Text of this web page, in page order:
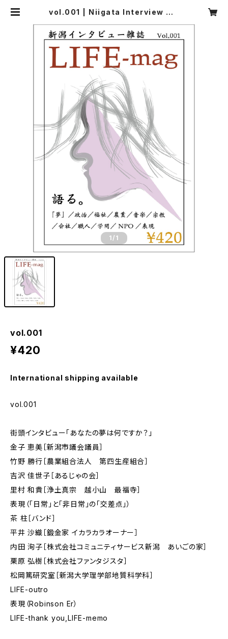
vol.001 | Niigata Interview Ma
1 /1
vol.001
¥420
International shipping available
vol.001
街頭インタビュー「あなたの夢は何ですか？」
金子 恵美［新潟市議会議員］
竹野 勝行［農業組合法人 第四生産組合］
吉沢 佳世子［あるじゃの会］
里村 和貴［浄土真宗 越小山 最福寺］
表現（「日常」と「非日常」の「交差点」）
茶 柱［バンド］
平井 沙織［鍛金家 イカラカラオーナー］
内田 洵子［株式会社コミュニティサービス新潟 あいごの家］
栗原 弘樹［株式会社ファンタジスタ］
松岡篤研究室［新潟大学理学部地質科学科］
LIFE-outro
表現（Robinson Er）
LIFE-thank you,LIFE-memo